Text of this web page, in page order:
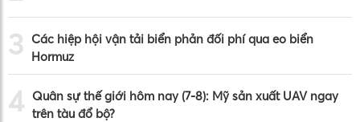
3 Các hiệp hội vận tải biển phản đối phí qua eo biển
Hormuz
4 Quân sự thế giới hôm nay (7-8): Mỹ sản xuất UAV ngay
trên tàu đổ bộ?